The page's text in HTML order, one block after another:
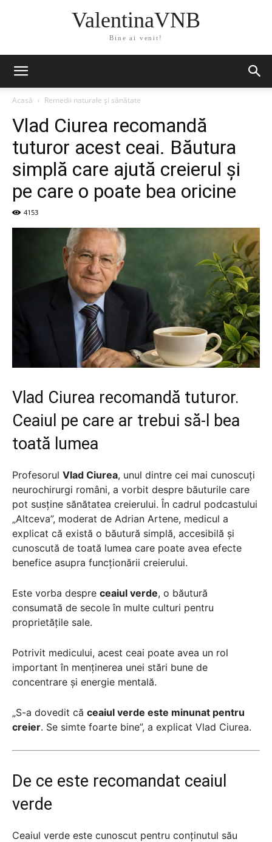
ValentinaVNB
Bine ai venit!
Acasă Remedii naturale și sănătate
Vlad Ciurea recomandă
tuturor acest ceai. Băutura
simplă care ajută creierul și
pe care o poate bea oricine
4153
Vlad Ciurea recomandă tuturor.
Ceaiul pe care ar trebui să-l bea
toată lumea
Profesorul Vlad Ciurea, unul dintre cei mai cunoscuți
neurochirurgi români, a vorbit despre băuturile care
pot susține sănătatea creierului. În cadrul podcastului
„Altceva”, moderat de Adrian Artene, medicul a
explicat că există o băutură simplă, accesibilă și
cunoscută de toată lumea care poate avea efecte
benefice asupra funcționării creierului.
Este vorba despre ceaiul verde, o băutură
consumată de secole în multe culturi pentru
proprietățile sale.
Potrivit medicului, acest ceai poate avea un rol
important în menținerea unei stări bune de
concentrare și energie mentală.
„S-a dovedit că ceaiul verde este minunat pentru
creier. Se simte foarte bine”, a explicat Vlad Ciurea.
De ce este recomandat ceaiul
verde
Ceaiul verde este cunoscut pentru conținutul său